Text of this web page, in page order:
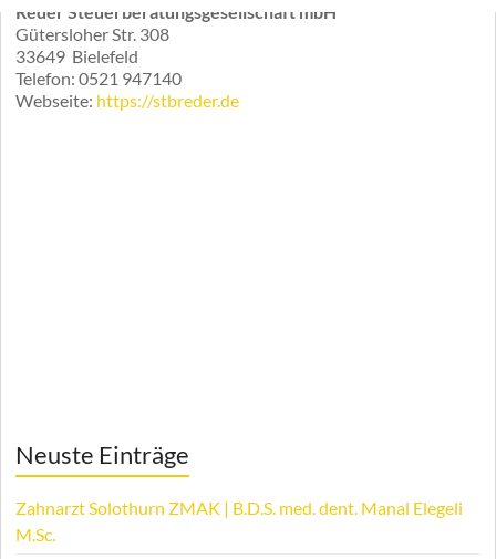
Reder Steuerberatungsgesellschaft mbH
Gütersloher Str. 308
33649 Bielefeld
Telefon:0521 947140
Webseite: https://stbreder.de
Neuste Einträge
Zahnarzt Solothurn ZMAK | B.D.S. med. dent. Manal Elegeli
M.Sc.